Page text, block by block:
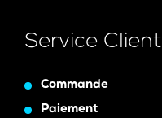
Service Client
Commande
Paiement